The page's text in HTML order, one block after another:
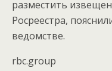
разместить
Росреестра,
ведомстве.
rbc.group